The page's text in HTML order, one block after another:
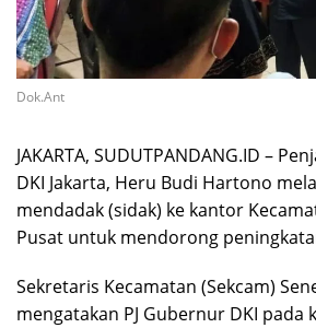
Dok.Ant
JAKARTA, SUDUTPANDANG.ID –
DKI Jakarta, Heru Budi Hartono
mendadak (sidak) ke kantor
Pusat untuk mendorong
Sekretaris Kecamatan (Sekcam)
mengatakan PJ Gubernur DKI pada